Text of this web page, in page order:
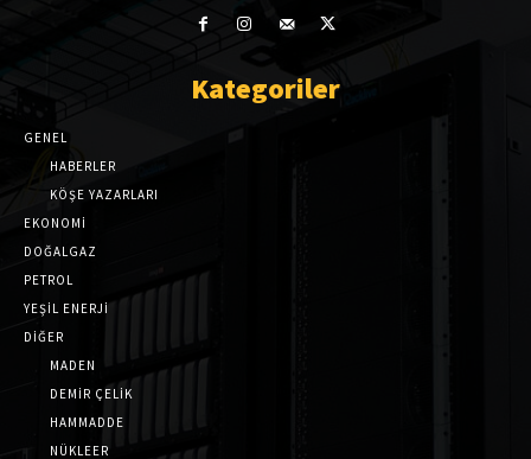
Kategoriler
GENEL
HABERLER
KÖŞE YAZARLARI
EKONOMİ
DOĞALGAZ
PETROL
YEŞİL ENERJİ
DİĞER
MADEN
DEMİR ÇELİK
HAMMADDE
NÜKLEER